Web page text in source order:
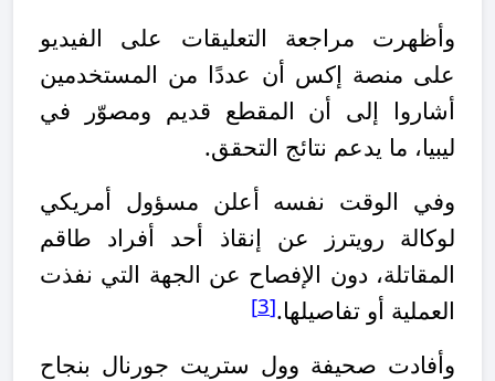
وأظهرت مراجعة التعليقات على الفيديو
على منصة إكس أن عددًا من المستخدمين
أشاروا إلى أن المقطع قديم ومصوّر في
ليبيا، ما يدعم نتائج التحقق.
وفي الوقت نفسه أعلن مسؤول أمريكي
لوكالة رويترز عن إنقاذ أحد أفراد طاقم
المقاتلة، دون الإفصاح عن الجهة التي نفذت
العملية أو تفاصيلها.
[3]
وأفادت صحيفة وول ستريت جورنال بنجاح